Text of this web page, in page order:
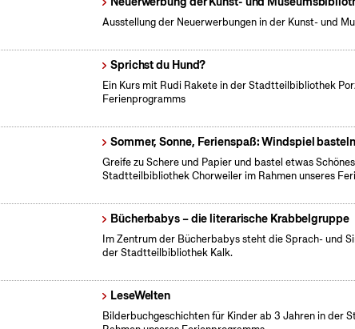
Ausstellung der Neuerwerbungen in der Kunst- und
Sprichst du Hund?
Ein Kurs mit Rudi Rakete in der Stadtteilbibliothek
Ferienprogramms
Sommer, Sonne, Ferienspaß: Windspiel basteln
Greife zu Schere und Papier und bastel etwas
Stadtteilbibliothek Chorweiler im Rahmen unseres
Bücherbabys – die literarische Krabbelgruppe
Im Zentrum der Bücherbabys steht die Sprach- und
der Stadtteilbibliothek Kalk.
LeseWelten
Bilderbuchgeschichten für Kinder ab 3 Jahren in der